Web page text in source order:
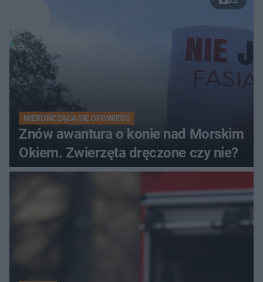
NIEKOŃCZĄCA SIĘ OPOWIEŚĆ
Znów awantura o konie nad Morskim
Okiem. Zwierzęta dręczone czy nie?